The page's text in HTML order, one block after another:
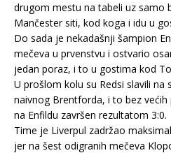
drugom mestu na tabeli uz samo
Mančester siti, kod koga i idu u
Do sada je nekadašnji šampion
mečeva u prvenstvu i ostvario
jedan poraz, i to u gostima kod
U prošlom kolu su Redsi slavili
naivnog Brentforda, i to bez
na Enfildu završen rezultatom 3:0.
Time je Liverpul zadržao
jer na šest odigranih mečeva